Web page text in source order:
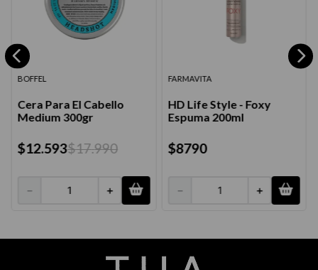
BOFFEL
Cera Para El Cabello
Medium 300gr
$12.593$17.990
＋
－
FARMAVITA
HD Life Style - Foxy
Espuma 200ml
$8790
＋
－